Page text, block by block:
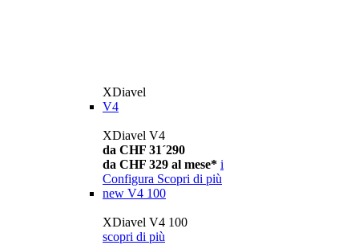
XDiavel
V4
XDiavel V4
da CHF 31´290
da CHF 329 al mese* i
Configura Scopri di più
new V4 100
XDiavel V4 100
scopri di più